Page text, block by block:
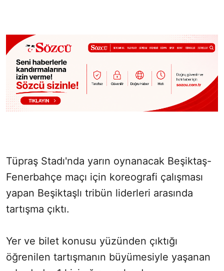
Tüpraş Stadı'nda yarın oynanacak Beşiktaş-
Fenerbahçe maçı için koreografi çalışması
yapan Beşiktaşlı tribün liderleri arasında
tartışma çıktı.
Yer ve bilet konusu yüzünden çıktığı
öğrenilen tartışmanın büyümesiyle yaşanan